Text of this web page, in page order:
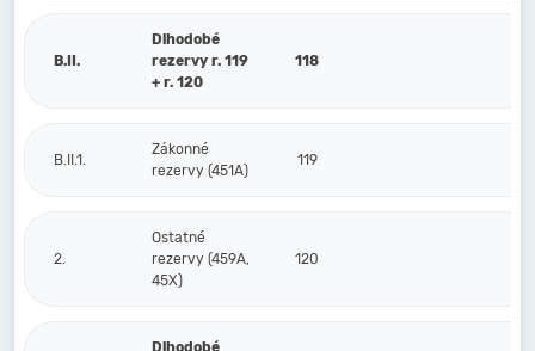
B.II.
Dlhodobé
rezervy r. 119
+ r. 120
118
B.II.1.
Zákonné
rezervy (451A)
119
2.
Ostatné
rezervy (459A,
45X)
120
Dlhodobé